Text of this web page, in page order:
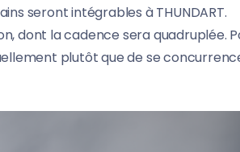
seront intégrables à THUNDART.
dont la cadence sera quadruplée.
plutôt que de se